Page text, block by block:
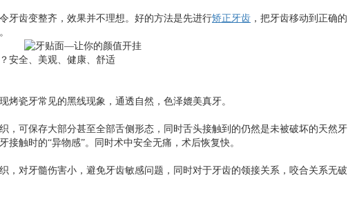
牙齿变整齐，效果并不理想。好的方法是先进行矫正牙齿 ，把牙齿移动到正确的
安全、美观、健康、舒适
烤瓷牙常见的黑线现象，通透自然，色泽媲美真牙。
，可保存大部分甚至全部舌侧形态，同时舌头接触到的仍然是未被破坏的天然牙
触时的“异物感”。同时术中安全无痛，术后恢复快。
，对牙髓伤害小，避免牙齿敏感问题，同时对于牙齿的领接关系，咬合关系无破